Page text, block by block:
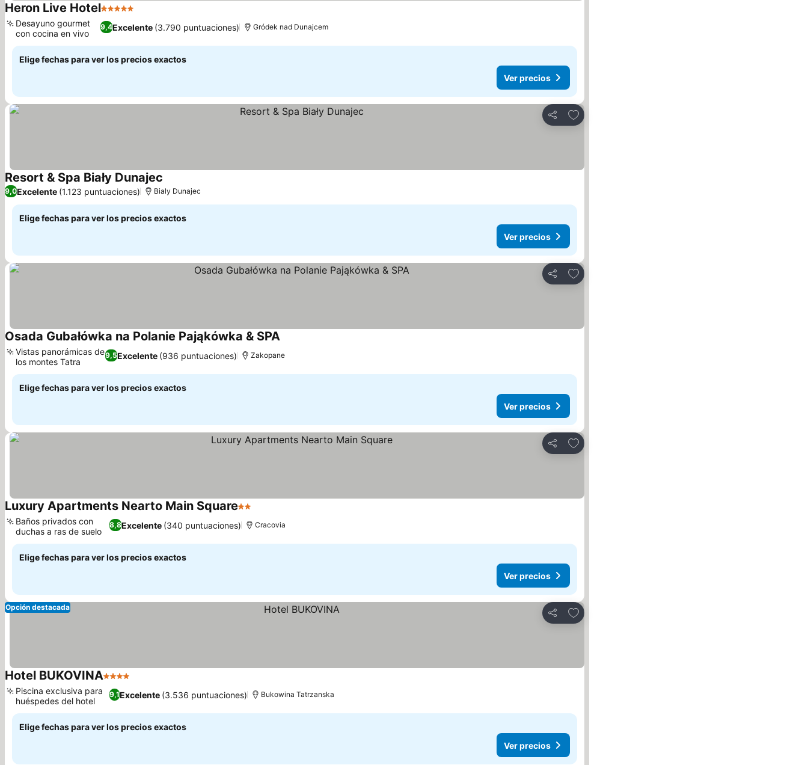
Heron Live Hotel5 Estrellas
9,4Excelente (3.790 puntuaciones)
Desayuno gourmet
con cocina en vivo
Gródek nad Dunajcem
Elige fechas para ver los precios exactos
Ver precios
Compartir
Agregar a favoritos
Resort & Spa Biały Dunajec
9,0Excelente (1.123 puntuaciones) Bialy Dunajec
Elige fechas para ver los precios exactos
Ver precios
Compartir
Agregar a favoritos
Osada Gubałówka na Polanie Pająkówka & SPAVer precios
9,5Excelente (936 puntuaciones)
Vistas panorámicas de
los montes Tatra
Zakopane
Elige fechas para ver los precios exactos
Ver precios
Compartir
Agregar a favoritos
Luxury Apartments Nearto Main Square2 Estrellas
8,8Excelente (340 puntuaciones)
Baños privados con
duchas a ras de suelo
Cracovia
Elige fechas para ver los precios exactos
Ver precios
Compartir
Agregar a favoritos
Opción destacada
Hotel BUKOVINA4 Estrellas
9,1Excelente (3.536 puntuaciones)
Piscina exclusiva para
huéspedes del hotel
Bukowina Tatrzanska
Elige fechas para ver los precios exactos
Ver precios